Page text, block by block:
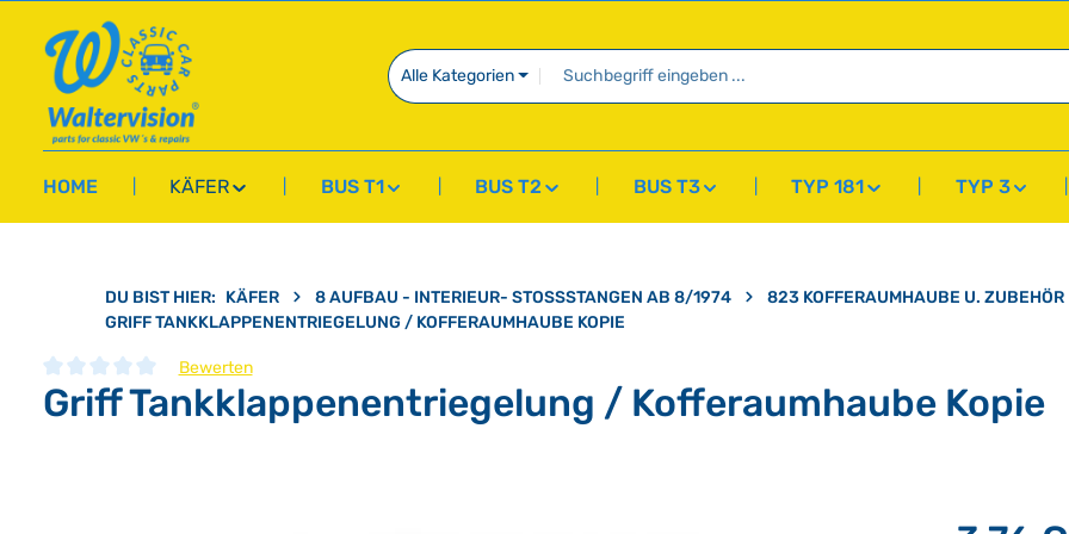
Zur Hauptnavigation springen
Alle Kategorien
HOME KÄFER BUS T1 BUS T2 BUS T3 TYP 181 TYP 3
DU BIST HIER: KÄFER 8 AUFBAU - INTERIEUR- STOSSSTANGEN AB 8/1974
823 KOFFERAUMHAUBE U. ZUBEHÖR
GRIFF TANKKLAPPENENTRIEGELUNG / KOFFERAUMHAUBE KOPIE
Durchschnittliche Bewertung von 0 von 5 Sternen
Bewerten
Griff Tankklappenentriegelung / Kofferaumhaube Kopie